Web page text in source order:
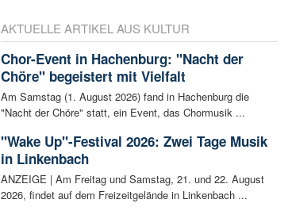
AKTUELLE ARTIKEL AUS KULTUR
Chor-Event in Hachenburg: "Nacht der
Chöre" begeistert mit Vielfalt
Am Samstag (1. August 2026) fand in Hachenburg die
"Nacht der Chöre" statt, ein Event, das Chormusik ...
"Wake Up"-Festival 2026: Zwei Tage Musik
in Linkenbach
ANZEIGE | Am Freitag und Samstag, 21. und 22. August
2026, findet auf dem Freizeitgelände in Linkenbach ...